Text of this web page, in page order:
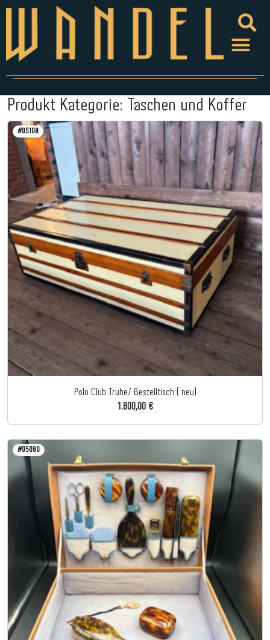
Produkt Kategorie: Taschen und Koffer
#05108
Polo Club Truhe/ Bestelltisch ( neu)
1.800,00 €
#05080